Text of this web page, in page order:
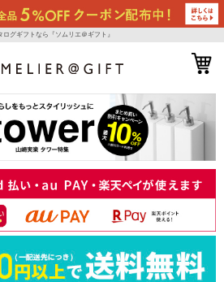
ログギフトなら『ソムリエ＠ギフト』